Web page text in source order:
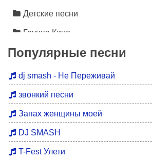
Детские песни
Группа Кино
Лезгинка
Инструментальная музыка
Песни про любовь
Дискотека 90
Хиты 80
Популярные песни
dj smash - Не Переживай
звонкий песни
Запах женщины моей
DJ SMASH
T-Fest Улети